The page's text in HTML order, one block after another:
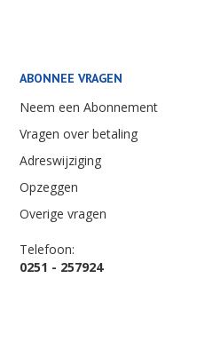
ABONNEE VRAGEN
Neem een Abonnement
Vragen over betaling
Adreswijziging
Opzeggen
Overige vragen
Telefoon:
0251 - 257924